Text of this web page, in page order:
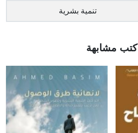
تنمية بشرية
كتب مشابهة